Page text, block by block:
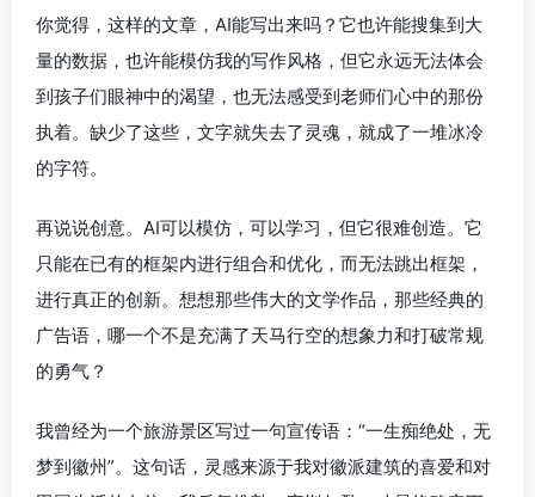
你觉得，这样的文章，AI能写出来吗？它也许能搜集到大
量的数据，也许能模仿我的写作风格，但它永远无法体会
到孩子们眼神中的渴望，也无法感受到老师们心中的那份
执着。缺少了这些，文字就失去了灵魂，就成了一堆冰冷
的字符。
再说说创意。AI可以模仿，可以学习，但它很难创造。它
只能在已有的框架内进行组合和优化，而无法跳出框架，
进行真正的创新。想想那些伟大的文学作品，那些经典的
广告语，哪一个不是充满了天马行空的想象力和打破常规
的勇气？
我曾经为一个旅游景区写过一句宣传语：“一生痴绝处，无
梦到徽州”。这句话，灵感来源于我对徽派建筑的喜爱和对